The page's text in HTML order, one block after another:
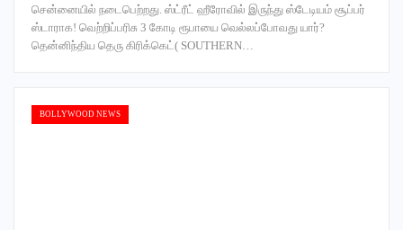
சென்னையில் நடைபெற்றது. ஸ்ட்ரீட் ஹீரோவில் இருந்து ஸ்டேடியம் சூப்பர்
ஸ்டாராக! வெற்றிப்பரிசு 3 கோடி ரூபாயை வெல்லப்போவது யார்?
தென்னிந்திய தெரு கிரிக்கெட்( SOUTHERN…
BOLLYWOOD NEWS